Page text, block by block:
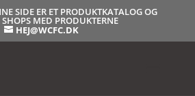
SIDE ER ET PRODUKTKATALOG OG
MED PRODUKTERNE
HEJ@WCFC.DK